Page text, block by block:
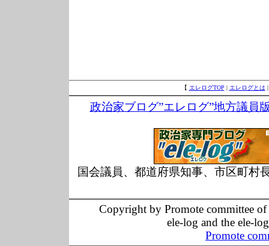
【 エレログTOP | エレログとは
政治家ブログ”エレログ”地方議員
国会議員、都道府県知事、市区町村
Copyright by Promote committee
ele-log and the ele-
Promote